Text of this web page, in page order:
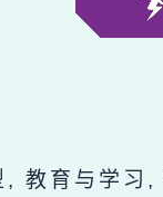
, 教育与学习,